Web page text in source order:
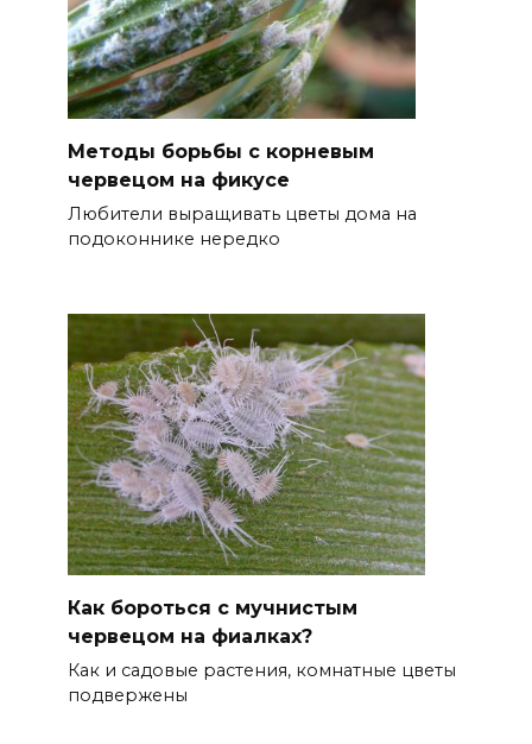
Методы борьбы с корневым
червецом на фикусе
Любители выращивать цветы дома на
подоконнике нередко
Как бороться с мучнистым
червецом на фиалках?
Как и садовые растения, комнатные цветы
подвержены